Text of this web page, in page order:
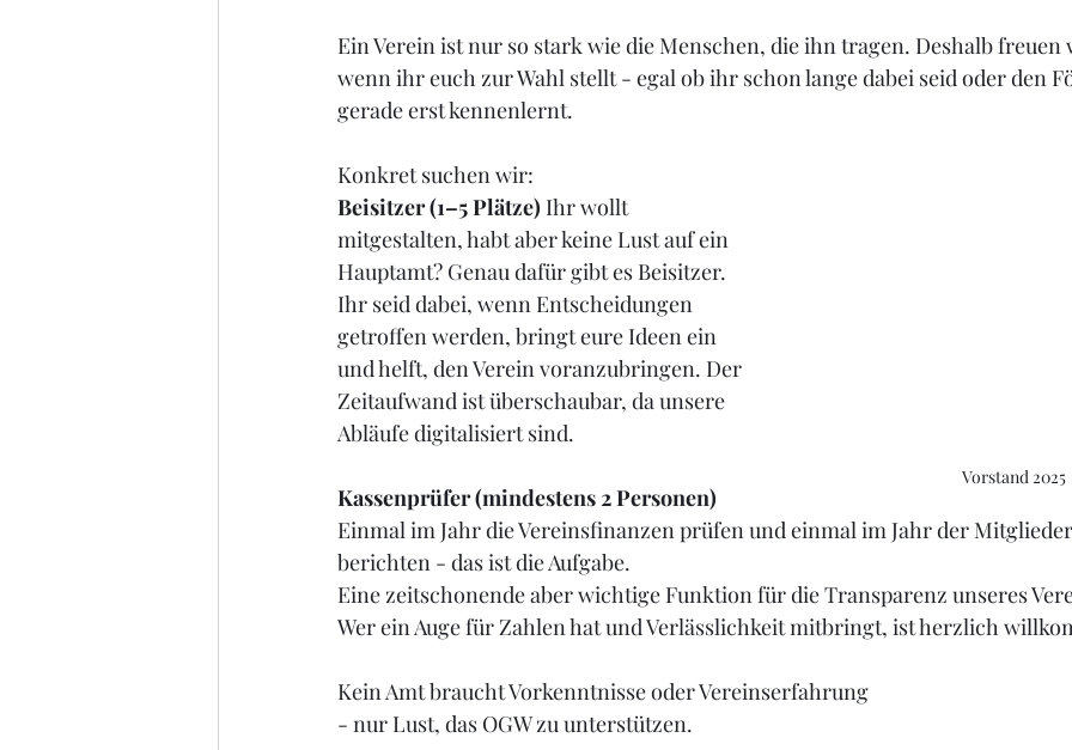
Ein Verein ist nur so stark wie die Menschen, die ihn tragen. Deshalb
wenn ihr euch zur Wahl stellt - egal ob ihr schon lange dabei seid oder den
gerade erst kennenlernt.
Vorstand 2025
Konkret suchen wir:
Beisitzer (1–5 Plätze) Ihr wollt
mitgestalten, habt aber keine Lust auf ein
Hauptamt? Genau dafür gibt es Beisitzer.
Ihr seid dabei, wenn Entscheidungen
getroffen werden, bringt eure Ideen ein
und helft, den Verein voranzubringen. Der
Zeitaufwand ist überschaubar, da unsere
Abläufe digitalisiert sind.
Kassenprüfer (mindestens 2 Personen)
Einmal im Jahr die Vereinsfinanzen prüfen und einmal im Jahr der
berichten - das ist die Aufgabe.
Eine zeitschonende aber wichtige Funktion für die Transparenz unseres
Wer ein Auge für Zahlen hat und Verlässlichkeit mitbringt, ist herzlich
Kein Amt braucht Vorkenntnisse oder Vereinserfahrung
- nur Lust, das OGW zu unterstützen.